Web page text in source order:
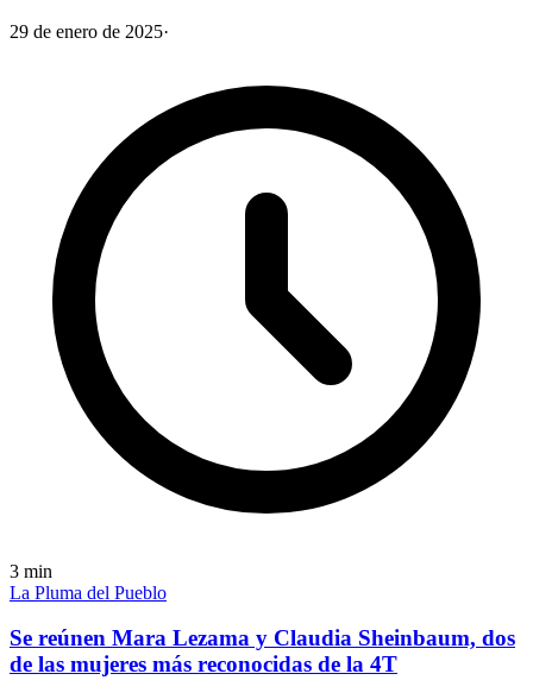
29 de enero de 2025·
3 min
La Pluma del Pueblo
Se reúnen Mara Lezama y Claudia Sheinbaum, dos
de las mujeres más reconocidas de la 4T